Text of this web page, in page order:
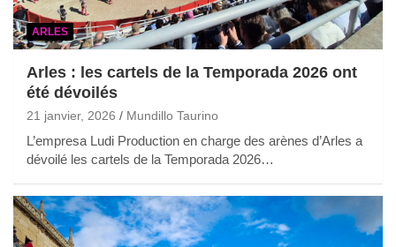
ARLES
Arles : les cartels de la Temporada 2026 ont
été dévoilés
21 janvier, 2026 Mundillo Taurino
L’empresa Ludi Production en charge des arènes d’Arles a
dévoilé les cartels de la Temporada 2026…